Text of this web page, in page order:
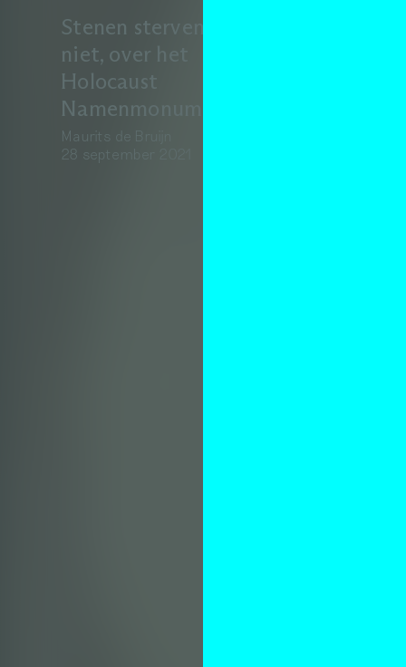
Stenen sterven
niet, over het
Holocaust
Namenmonument
Maurits de Bruijn
28 september 2021